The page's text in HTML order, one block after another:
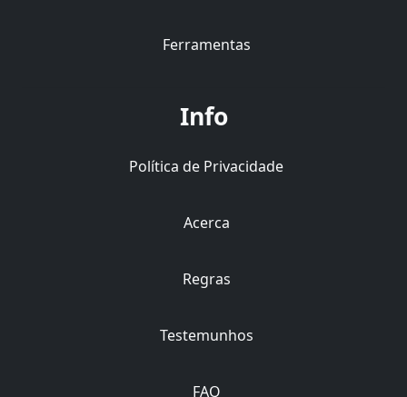
Ferramentas
Info
Política de Privacidade
Acerca
Regras
Testemunhos
FAQ